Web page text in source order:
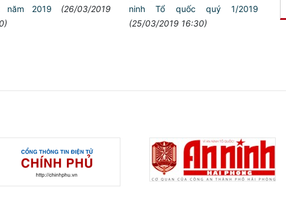
năm 2019
(26/03/2019
ninh Tổ quốc quý 1/2019
(25/03/2019 16:30)